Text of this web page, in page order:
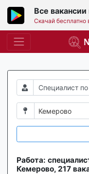
Все вакансии
Скачай бесплатно
Кемерово
Работа:
Кемерово, 217